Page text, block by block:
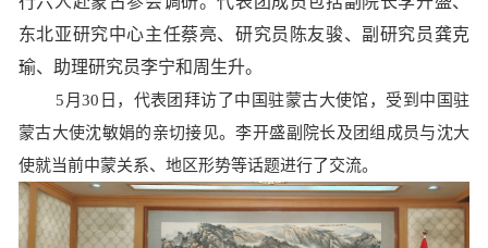
东北亚研究中心主任蔡亮、研究员陈友骏、副研究员龚克
瑜、助理研究员李宁和周生升。
5月30 日，代表团拜访了中国驻蒙古大使馆，受到中国驻
蒙古大使沈敏娟的亲切接见。李开盛副院长及团组成员与沈大
使就当前中蒙关系、地区形势等话题进行了交流。